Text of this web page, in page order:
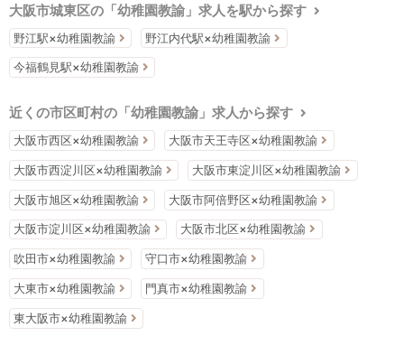
大阪市城東区の「幼稚園教諭」求人を駅から探す
野江駅×幼稚園教諭 野江内代駅×幼稚園教諭
今福鶴見駅×幼稚園教諭
近くの市区町村の「幼稚園教諭」求人から探す
大阪市西区×幼稚園教諭 大阪市天王寺区×幼稚園教諭
大阪市西淀川区×幼稚園教諭 大阪市東淀川区×幼稚園教諭
大阪市旭区×幼稚園教諭 大阪市阿倍野区×幼稚園教諭
大阪市淀川区×幼稚園教諭 大阪市北区×幼稚園教諭
吹田市×幼稚園教諭 守口市×幼稚園教諭
大東市×幼稚園教諭 門真市×幼稚園教諭
東大阪市×幼稚園教諭